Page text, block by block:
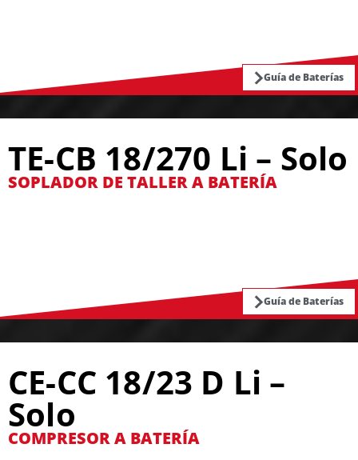
Guía de Baterías
TE-CB 18/270 Li – Solo
SOPLADOR DE TALLER A BATERÍA
Guía de Baterías
CE-CC 18/23 D Li –
Solo
COMPRESOR A BATERÍA